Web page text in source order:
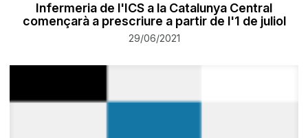
Infermeria de l'ICS a la Catalunya Central
començarà a prescriure a partir de l'1 de juliol
29/06/2021